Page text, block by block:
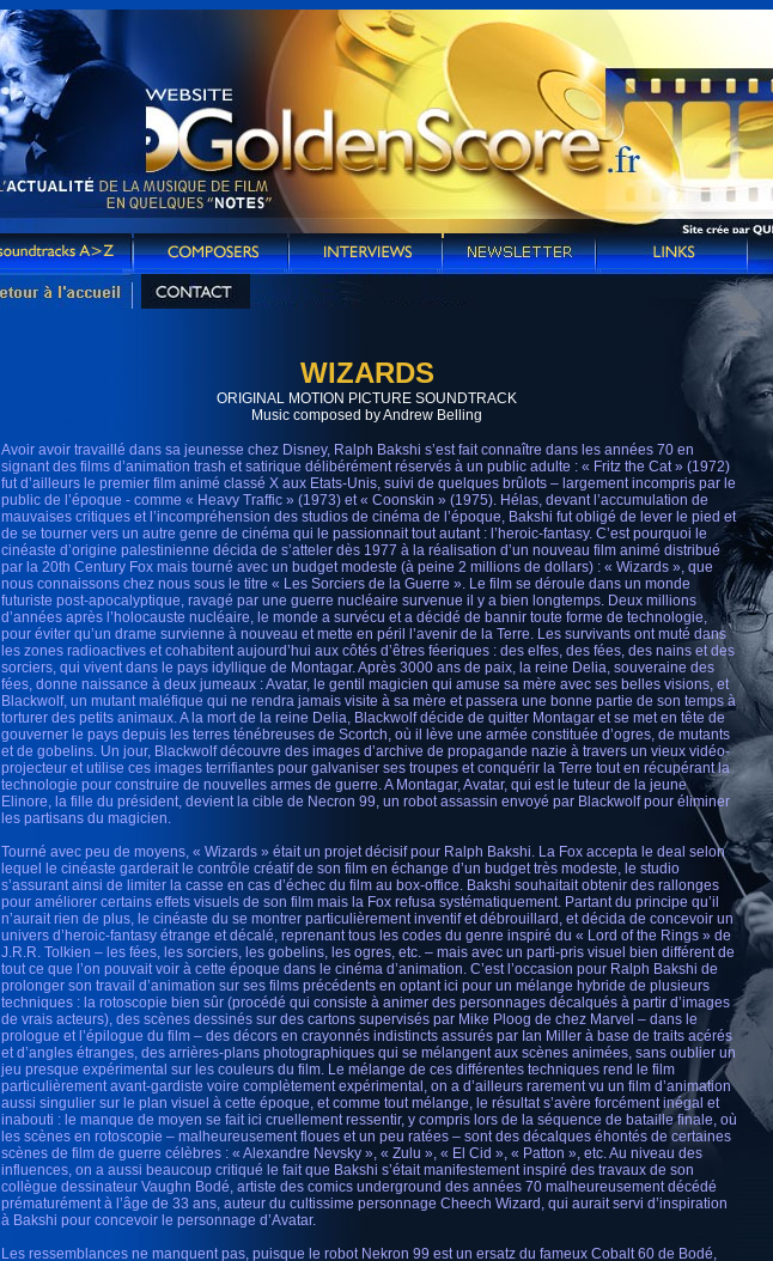
WIZARDS
ORIGINAL MOTION PICTURE SOUNDTRACK
Music composed by Andrew Belling
Avoir avoir travaillé dans sa jeunesse chez Disney, Ralph Bakshi s’est fait connaître dans les années 70 en
signant des films d’animation trash et satirique délibérément réservés à un public adulte : « Fritz the Cat » (1972)
fut d’ailleurs le premier film animé classé X aux Etats-Unis, suivi de quelques brûlots – largement incompris par le
public de l’époque - comme « Heavy Traffic » (1973) et « Coonskin » (1975). Hélas, devant l’accumulation de
mauvaises critiques et l’incompréhension des studios de cinéma de l’époque, Bakshi fut obligé de lever le pied et
de se tourner vers un autre genre de cinéma qui le passionnait tout autant : l’heroic-fantasy. C’est pourquoi le
cinéaste d’origine palestinienne décida de s’atteler dès 1977 à la réalisation d’un nouveau film animé distribué
par la 20th Century Fox mais tourné avec un budget modeste (à peine 2 millions de dollars) : « Wizards », que
nous connaissons chez nous sous le titre « Les Sorciers de la Guerre ». Le film se déroule dans un monde
futuriste post-apocalyptique, ravagé par une guerre nucléaire survenue il y a bien longtemps. Deux millions
d’années après l’holocauste nucléaire, le monde a survécu et a décidé de bannir toute forme de technologie,
pour éviter qu’un drame survienne à nouveau et mette en péril l’avenir de la Terre. Les survivants ont muté dans
les zones radioactives et cohabitent aujourd’hui aux côtés d’êtres féeriques : des elfes, des fées, des nains et des
sorciers, qui vivent dans le pays idyllique de Montagar. Après 3000 ans de paix, la reine Delia, souveraine des
fées, donne naissance à deux jumeaux : Avatar, le gentil magicien qui amuse sa mère avec ses belles visions, et
Blackwolf, un mutant maléfique qui ne rendra jamais visite à sa mère et passera une bonne partie de son temps à
torturer des petits animaux. A la mort de la reine Delia, Blackwolf décide de quitter Montagar et se met en tête de
gouverner le pays depuis les terres ténébreuses de Scortch, où il lève une armée constituée d’ogres, de mutants
et de gobelins. Un jour, Blackwolf découvre des images d’archive de propagande nazie à travers un vieux vidéo-
projecteur et utilise ces images terrifiantes pour galvaniser ses troupes et conquérir la Terre tout en récupérant la
technologie pour construire de nouvelles armes de guerre. A Montagar, Avatar, qui est le tuteur de la jeune
Elinore, la fille du président, devient la cible de Necron 99, un robot assassin envoyé par Blackwolf pour éliminer
les partisans du magicien.
Tourné avec peu de moyens, « Wizards » était un projet décisif pour Ralph Bakshi. La Fox accepta le deal selon
lequel le cinéaste garderait le contrôle créatif de son film en échange d’un budget très modeste, le studio
s’assurant ainsi de limiter la casse en cas d’échec du film au box-office. Bakshi souhaitait obtenir des rallonges
pour améliorer certains effets visuels de son film mais la Fox refusa systématiquement. Partant du principe qu’il
n’aurait rien de plus, le cinéaste du se montrer particulièrement inventif et débrouillard, et décida de concevoir un
univers d’heroic-fantasy étrange et décalé, reprenant tous les codes du genre inspiré du « Lord of the Rings » de
J.R.R. Tolkien – les fées, les sorciers, les gobelins, les ogres, etc. – mais avec un parti-pris visuel bien différent de
tout ce que l’on pouvait voir à cette époque dans le cinéma d’animation. C’est l’occasion pour Ralph Bakshi de
prolonger son travail d’animation sur ses films précédents en optant ici pour un mélange hybride de plusieurs
techniques : la rotoscopie bien sûr (procédé qui consiste à animer des personnages décalqués à partir d’images
de vrais acteurs), des scènes dessinés sur des cartons supervisés par Mike Ploog de chez Marvel – dans le
prologue et l’épilogue du film – des décors en crayonnés indistincts assurés par Ian Miller à base de traits acérés
et d’angles étranges, des arrières-plans photographiques qui se mélangent aux scènes animées, sans oublier un
jeu presque expérimental sur les couleurs du film. Le mélange de ces différentes techniques rend le film
particulièrement avant-gardiste voire complètement expérimental, on a d’ailleurs rarement vu un film d’animation
aussi singulier sur le plan visuel à cette époque, et comme tout mélange, le résultat s’avère forcément inégal et
inabouti : le manque de moyen se fait ici cruellement ressentir, y compris lors de la séquence de bataille finale, où
les scènes en rotoscopie – malheureusement floues et un peu ratées – sont des décalques éhontés de certaines
scènes de film de guerre célèbres : « Alexandre Nevsky », « Zulu », « El Cid », « Patton », etc. Au niveau des
influences, on a aussi beaucoup critiqué le fait que Bakshi s’était manifestement inspiré des travaux de son
collègue dessinateur Vaughn Bodé, artiste des comics underground des années 70 malheureusement décédé
prématurément à l’âge de 33 ans, auteur du cultissime personnage Cheech Wizard, qui aurait servi d’inspiration
à Bakshi pour concevoir le personnage d’Avatar.
Les ressemblances ne manquent pas, puisque le robot Nekron 99 est un ersatz du fameux Cobalt 60 de Bodé,